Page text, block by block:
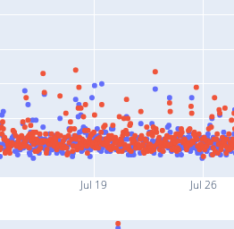
Jul 19 Jul 26